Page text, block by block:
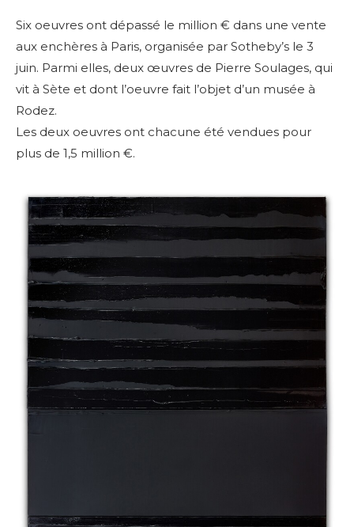
Six oeuvres ont dépassé le million € dans une vente
aux enchères à Paris, organisée par Sotheby’s le 3
juin. Parmi elles, deux œuvres de Pierre Soulages, qui
vit à Sète et dont l’oeuvre fait l’objet d’un musée à
Rodez.
Les deux oeuvres ont chacune été vendues pour
plus de 1,5 million €.